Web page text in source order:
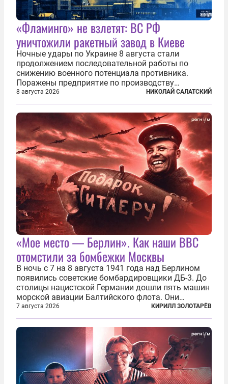
«Фламинго» не взлетят: ВС РФ
уничтожили ракетный завод в Киеве
Ночные удары по Украине 8 августа стали
продолжением последовательной работы по
снижению военного потенциала противника.
Поражены предприятие по производству
крылатых ракет, крупный склад топлива и два
сухогруза с военными грузами. Дополнительно
нанесены удары по объектам в ряде городов. В
Киеве...
8 августа 2026 НИКОЛАЙ САЛАТСКИЙ
«Мое место — Берлин». Как наши ВВС
отомстили за бомбежки Москвы
В ночь с 7 на 8 августа 1941 года над Берлином
появились советские бомбардировщики ДБ-3. До
столицы нацистской Германии дошли пять машин
морской авиации Балтийского флота. Они
сбросили бомбы на город, который в тот момент
жил в полной уверенности, что война идет где-то
далеко на востоке, Красная...
7 августа 2026 КИРИЛЛ ЗОЛОТАРЁВ